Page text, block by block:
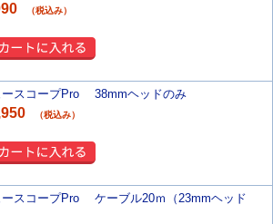
（税込み）
ースコープPro 38mmヘッドのみ
（税込み）
ースコープPro ケーブル20ｍ（23mmヘッド